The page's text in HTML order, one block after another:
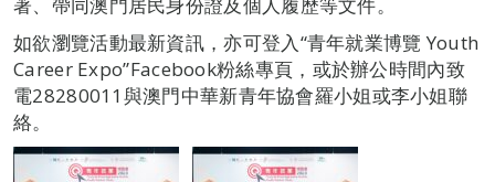
如欲瀏覽活動最新資訊，亦可登入“青年就業博覽 Youth
Career Expo”Facebook粉絲專頁，或於辦公時間內致
電28280011與澳門中華新青年協會羅小姐或李小姐聯
絡。